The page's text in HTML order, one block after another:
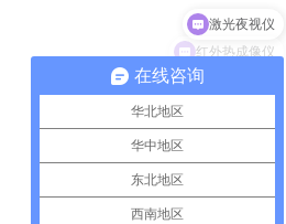
在线咨询
华北地区
华中地区
东北地区
西南地区
红外热成像仪